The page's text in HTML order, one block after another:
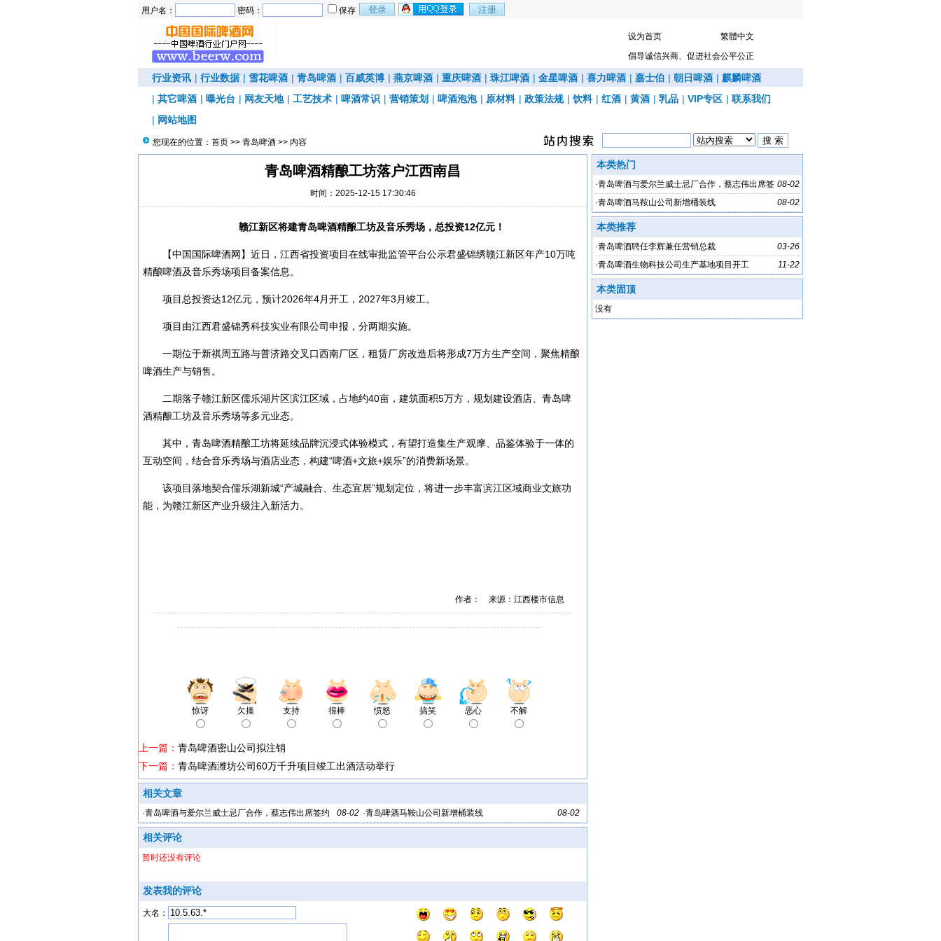
用户名： 密码： 保存
设为首页
繁體中文
倡导诚信兴商、促进社会公平公正
行业资讯 | 行业数据 | 雪花啤酒 | 青岛啤酒 | 百威英博 | 燕京啤酒 | 重庆啤酒 | 珠江啤酒 | 金星啤酒 | 喜力啤酒 | 嘉士伯 | 朝日啤酒 | 麒麟啤酒
| 其它啤酒 | 曝光台 | 网友天地 | 工艺技术 | 啤酒常识 | 营销策划 | 啤酒泡泡 | 原材料 | 政策法规 | 饮料 | 红酒 | 黄酒 | 乳品 | VIP专区 | 联系我们
| 网站地图
您现在的位置： 首页 >> 青岛啤酒 >> 内容
青岛啤酒精酿工坊落户江西南昌
时间：2025-12-15 17:30:46
赣江新区将建青岛啤酒精酿工坊及音乐秀场，总投资12亿元！
【中国国际啤酒网】近日，江西省投资项目在线审批监管平台公示君盛锦绣赣江新区年产10万吨
精酿啤酒及音乐秀场项目备案信息。
项目总投资达12亿元，预计2026年4月开工，2027年3月竣工。
项目由江西君盛锦秀科技实业有限公司申报，分两期实施。
一期位于新祺周五路与普济路交叉口西南厂区，租赁厂房改造后将形成7万方生产空间，聚焦精酿
啤酒生产与销售。
二期落子赣江新区儒乐湖片区滨江区域，占地约40亩，建筑面积5万方，规划建设酒店、青岛啤
酒精酿工坊及音乐秀场等多元业态。
其中，青岛啤酒精酿工坊将延续品牌沉浸式体验模式，有望打造集生产观摩、品鉴体验于一体的
互动空间，结合音乐秀场与酒店业态，构建“啤酒+文旅+娱乐”的消费新场景。
该项目落地契合儒乐湖新城“产城融合、生态宜居”规划定位，将进一步丰富滨江区域商业文旅功
能，为赣江新区产业升级注入新活力。
作者： 来源：江西楼市信息
惊讶 欠揍 支持 很棒 愤怒 搞笑 恶心 不解
上一篇： 青岛啤酒密山公司拟注销
下一篇： 青岛啤酒潍坊公司60万千升项目竣工出酒活动举行
相关文章
08-02
·青岛啤酒与爱尔兰威士忌厂合作，蔡志伟出席签约
仪式
08-02
·青岛啤酒马鞍山公司新增桶装线
相关评论
暂时还没有评论
发表我的评论
大名：
本类热门
08-02
·青岛啤酒与爱尔兰威士忌厂合作，蔡志伟出席签
约仪式
08-02
·青岛啤酒马鞍山公司新增桶装线
本类推荐
03-26
·青岛啤酒聘任李辉兼任营销总裁
11-22
·青岛啤酒生物科技公司生产基地项目开工
本类固顶
没有